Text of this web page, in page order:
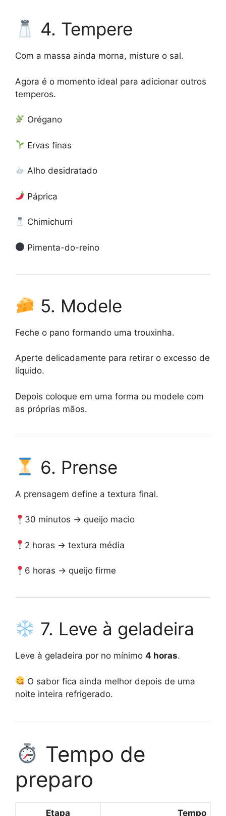
4. Tempere
Com a massa ainda morna, misture o sal.
Agora é o momento ideal para adicionar outros
temperos.
Orégano
Ervas finas
Alho desidratado
Páprica
Chimichurri
Pimenta-do-reino
5. Modele
Feche o pano formando uma trouxinha.
Aperte delicadamente para retirar o excesso de
líquido.
Depois coloque em uma forma ou modele com
as próprias mãos.
6. Prense
A prensagem define a textura final.
30 minutos → queijo macio
2 horas → textura média
6 horas → queijo firme
7. Leve à geladeira
Leve à geladeira por no mínimo 4 horas.
O sabor fica ainda melhor depois de uma
noite inteira refrigerado.
Tempo de
preparo
Etapa Tempo